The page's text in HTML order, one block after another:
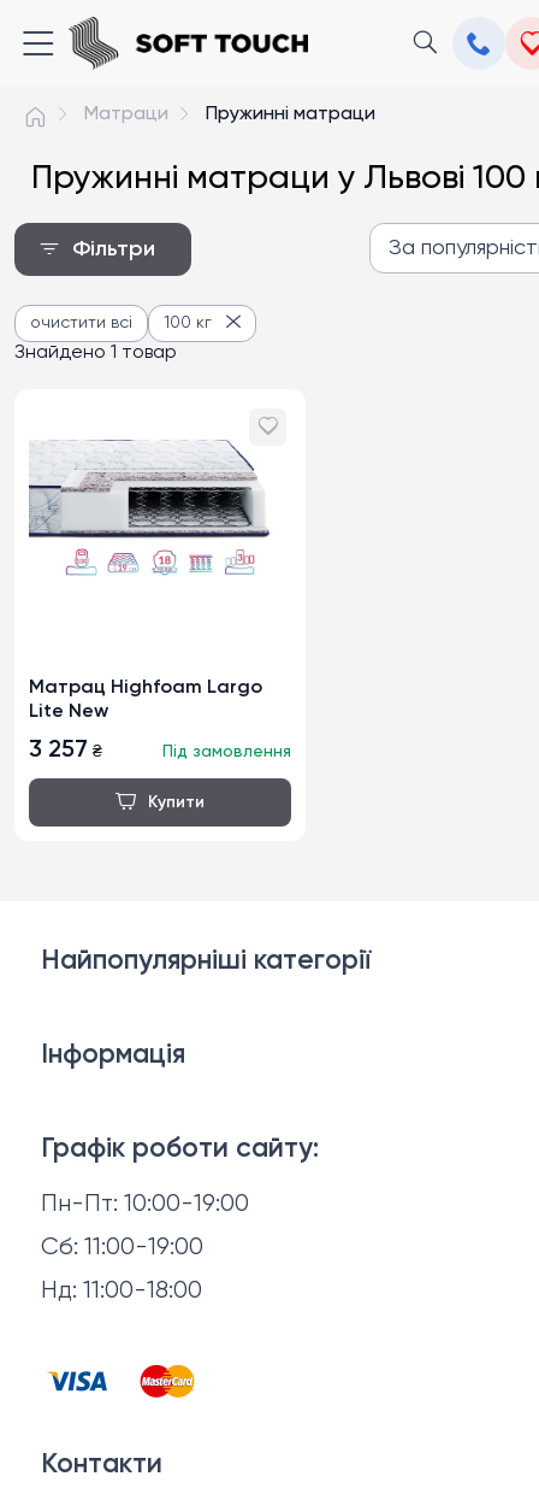
Матраци Пружинні матраци
Пружинні матраци у Львові 100
Фільтри За
Знайдено 1 товар
очистити всі 100 кг
Матрац Highfoam Largo
Lite New
3 257 ₴ Під замовлення
Графік роботи сайту:
Пн-Пт: 10:00-19:00
Сб: 11:00-19:00
Нд: 11:00-18:00
Найпопулярніші категорії
Матраци
Аксесуари для сну
Тумби та комоди
Інформація
Повернення й обмін
Відгуки
Контакти
Політика конфіденційності
Контакти